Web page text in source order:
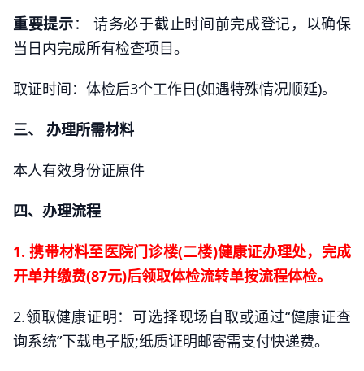
重要提示： 请务必于截止时间前完成登记，以确保
当日内完成所有检查项目。
取证时间：体检后3个工作日(如遇特殊情况顺延)。
三、 办理所需材料
本人有效身份证原件
四、办理流程
1. 携带材料至医院门诊楼(二楼)健康证办理处，完成
开单并缴费(87元)后领取体检流转单按流程体检。
2.领取健康证明：可选择现场自取或通过“健康证查
询系统”下载电子版;纸质证明邮寄需支付快递费。